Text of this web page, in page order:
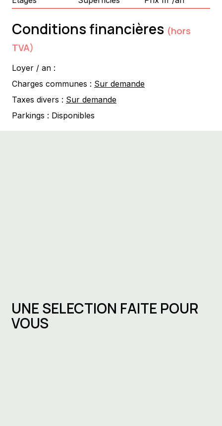
Conditions financières (hors
TVA)
Loyer / an :
Charges communes : Sur demande
Taxes divers : Sur demande
Parkings : Disponibles
UNE SELECTION FAITE POUR
VOUS